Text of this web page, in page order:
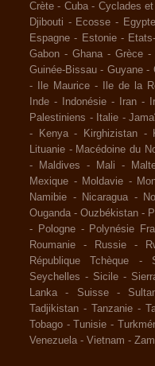
Crète - Cuba - Cyclades
Djibouti - Ecosse - Egypte
Espagne - Estonie -
Gabon - Ghana - Grèce -
Guinée-Bissau - Guyane -
-
Ile Maurice - Ile de la
Inde - Indonésie - Iran -
Palestiniens - Italie -
-
Kenya - Kirghizistan -
Lituanie - Macédoine du
-
Maldives - Mali -
Mexique - Moldavie -
Namibie - Nicaragua -
Ouganda -Ouzbékistan -
-
Pologne - Polynésie
Roumanie
- Russie -
République Tchèque
-
Seychelles - Sicile -
Lanka
- Suisse -
Tadjikistan - Tanzanie -
Tobago - Tunisie -
Venezuela - Vietnam -